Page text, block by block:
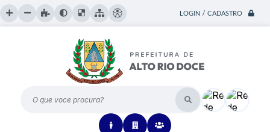
LOGIN / CADASTRO
O que voce procura?